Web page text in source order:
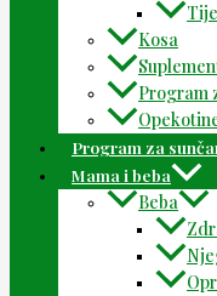
Kosa
Program
Program za
Mama i beba
Beba